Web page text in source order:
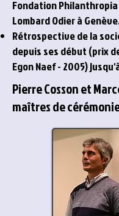
Fondation
Lombard Odier à
Rétrospective de la
depuis ses début (prix
Egon Naef - 2005)
Pierre Cosson et
maîtres de